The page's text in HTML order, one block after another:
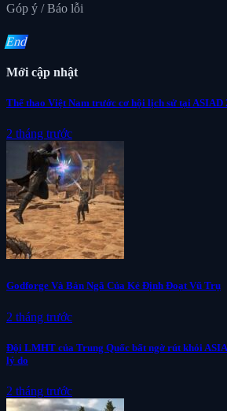
Góp ý / Báo lỗi
End
Mới cập nhật
Thể thao Việt Nam trước cơ hội lịch sử tại ASIAD
2 tháng trước
Godforge Và Bản Ngã Của Kẻ Định Đoạt Vũ Trụ
2 tháng trước
Đội LMHT của Trung Quốc bất ngờ rút khỏi
lý do
2 tháng trước